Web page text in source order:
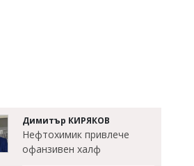
Димитър КИРЯКОВ
Нефтохимик привлече
офанзивен халф